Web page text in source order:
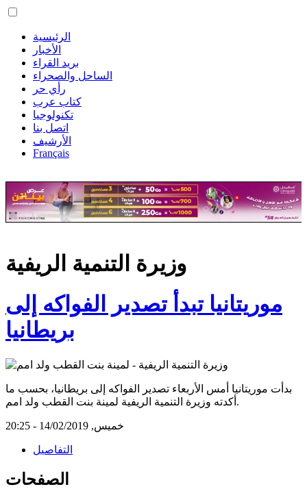
الرئيسية
الأخبار
بريد القراء
الساحل والصحراء
رأي حر
كتاب عرب
تكنولوجيا
اتصل بنا
الأرشيف
Français
وزيرة التنمية الريفية
موريتانيا تبدأ تصدير الفواكه إلى
بريطانيا
بدأت موريتانيا أمس الأربعاء تصدير الفواكه إلى بريطانيا، بحسب ما
أكدته وزيرة التنمية الريفية لمينة بنت القطب ولد امم.
خميس, 14/02/2019 - 20:25
التفاصيل
الصفحات